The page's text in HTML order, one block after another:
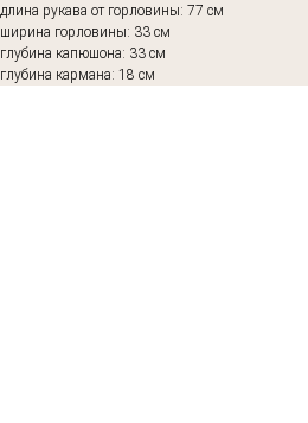
длина рукава от горловины: 77 см
ширина горловины: 33 см
глубина капюшона: 33 см
глубина кармана: 18 см